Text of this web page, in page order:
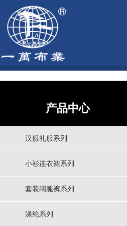
产品中心
汉服礼服系列
小衫连衣裙系列
套装阔腿裤系列
涤纶系列